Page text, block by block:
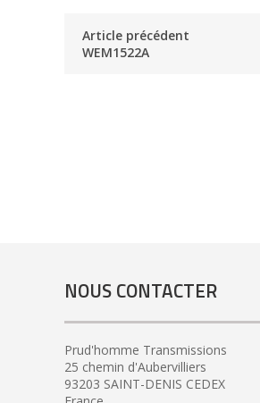
Article précédent
WEM1522A
NOUS CONTACTER
Prud'homme Transmissions
25 chemin d'Aubervilliers
93203 SAINT-DENIS CEDEX